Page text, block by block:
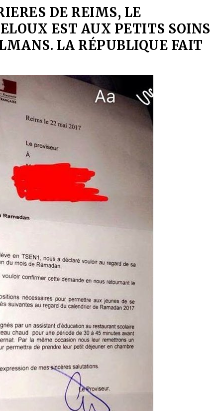
DE REIMS, LE
EST AUX PETITS SOINS
LA RÉPUBLIQUE FAIT